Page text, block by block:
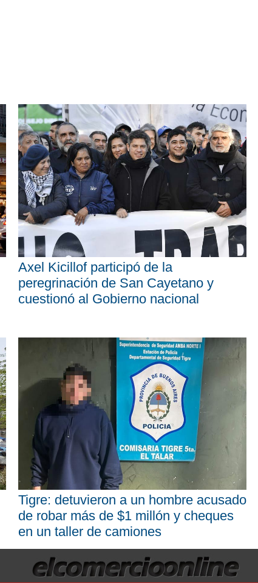
Axel Kicillof participó de la
peregrinación de San Cayetano y
cuestionó al Gobierno nacional
Tigre: detuvieron a un hombre acusado
de robar más de $1 millón y cheques
en un taller de camiones